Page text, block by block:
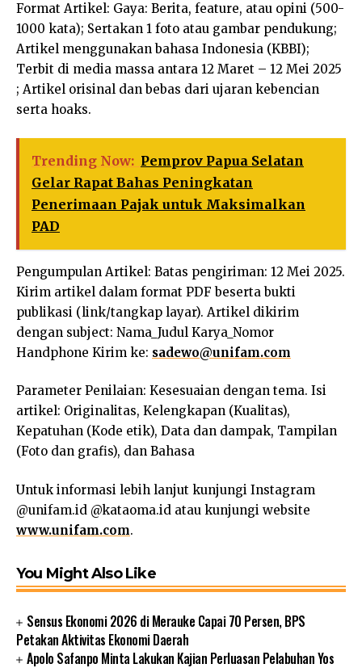
Format Artikel: Gaya: Berita, feature, atau opini (500-
1000 kata); Sertakan 1 foto atau gambar pendukung;
Artikel menggunakan bahasa Indonesia (KBBI);
Terbit di media massa antara 12 Maret – 12 Mei 2025
; Artikel orisinal dan bebas dari ujaran kebencian
serta hoaks.
Trending Now: Pemprov Papua Selatan
Gelar Rapat Bahas Peningkatan
Penerimaan Pajak untuk Maksimalkan
PAD
Pengumpulan Artikel: Batas pengiriman: 12 Mei 2025.
Kirim artikel dalam format PDF beserta bukti
publikasi (link/tangkap layar). Artikel dikirim
dengan subject: Nama_Judul Karya_Nomor
Handphone Kirim ke: sadewo@unifam.com
Parameter Penilaian: Kesesuaian dengan tema. Isi
artikel: Originalitas, Kelengkapan (Kualitas),
Kepatuhan (Kode etik), Data dan dampak, Tampilan
(Foto dan grafis), dan Bahasa
Untuk informasi lebih lanjut kunjungi Instagram
@unifam.id @kataoma.id atau kunjungi website
www.unifam.com.
You Might Also Like
Sensus Ekonomi 2026 di Merauke Capai 70 Persen, BPS
Petakan Aktivitas Ekonomi Daerah
Apolo Safanpo Minta Lakukan Kajian Perluasan Pelabuhan Yos